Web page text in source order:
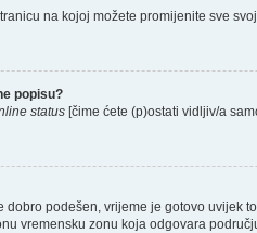
na kojoj možete promijenite sve
popisu?
status [čime ćete (p)ostati vidljiv/a
podešen, vrijeme je gotovo uvijek
vremensku zonu koja odgovara